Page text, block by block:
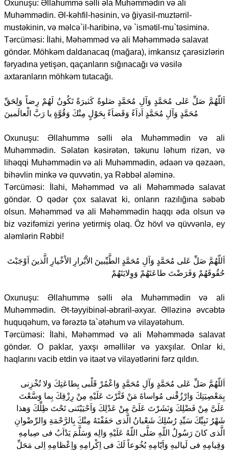
Oxunuşu: Əllahummə səlli əla Muhəmmədin və ali
Muhəmmədin. Əl-kəhfil-həsinin, və ğiyasil-muztərril-
mustəkinin, və məlcə`il-haribinə, və `ismətil-mu`təsiminə.
Tərcüməsi: İlahi, Məhəmməd və ali Məhəmmədə salavat
göndər. Möhkəm daldanacaq (mağara), imkansız çarəsizlərin
fəryadına yetişən, qaçanların sığınacağı və vəsilə
axtaranların möhkəm tutacağı.
اَللّهُمَّ صَلِّ عَلى مُحَمَّدٍ وَآلِ مُحَمَّدٍ صَلوةً كَثيرَةً تَكُونُ لَهُمْ رِضاً وَلِحَقِّ
مُحَمَّدٍ وَآلِ مُحَمَّدٍ اَداَءً وَقَضاَءً بِحَوْلٍ مِنْكَ وَقُوَّةٍ يا رَبَّ الْعالَمينَ
Oxunuşu: Əllahummə səlli əla Muhəmmədin və ali
Muhəmmədin. Səlatən kəsirətən, təkunu ləhum rizən, və
lihəqqi Muhəmmədin və ali Muhəmmədin, ədaən və qəzaən,
bihəvlin minkə və quvvətin, ya Rəbbəl aləminə.
Tərcüməsi: İlahi, Məhəmməd və ali Məhəmmədə salavat
göndər. O qədər çox salavat ki, onların razılığına səbəb
olsun. Məhəmməd və ali Məhəmmədin haqqı əda olsun və
biz vəzifəmizi yerinə yetirmiş olaq. Öz hövl və qüvvənlə, ey
aləmlərin Rəbbi!
اَللّهُمَّ صَلِّ عَلى مُحَمَّدٍ وَآلِ مُحَمَّدٍ الطَّيِّبينَ الاْبْرارِ الاْخْيارِ الَّذينَ اَوْجَبْتَ
حُقُوقَهُمْ وَفَرَضْتَ طاعَتَهُمْ وَوِلايَتَهُمْ
Oxunuşu: Əllahummə səlli əla Muhəmmədin və ali
Muhəmmədin. Ət-təyyibinəl-əbraril-əxyar. Əlləzinə əvcəbtə
huquqəhum, və fərəztə ta`ətəhum və vilayətəhum.
Tərcüməsi: İlahi, Məhəmməd və ali Məhəmmədə salavat
göndər. O paklar, yaxşı əməllilər və yaxşılar. Onlar ki,
haqlarını vacib etdin və itaət və vilayətlərini fərz qıldın.
اَللّهُمَّ صَلِّ عَلى مُحَمَّدٍ وَآلِ مُحَمَّدٍ وَاعْمُرْ قَلْبى بِطاعَتِكَ وَلا تُخْزِنى
بِمَعْصِيَتِكَ وَارْزُقْنى مُواساةَ مَنْ قَتَّرْتَ عَلَيْهِ مِنْ رِزْقِكَ بِما وَسَّعْتَ
عَلَىَّ مِنْ فَضْلِكَ وَنَشَرْتَ عَلَىَّ مِنْ عَدْلِكَ وَاَحْيَيْتَنى تَحْتَ ظِلِّكَ وَهذا
شَهْرُ نَبِيِّكَ سَيِّدِ رُسُلِكَ شَعْبانُ الَّذى حَفَفْتَهُ مِنْكَ بِالرَّحْمَةِ وَالرِّضْوانِ
الَّذى كانَ رَسُولُ اللّهِ صَلَّى اللّهُ عَلَيْهِ وَالِه وَسَلَّمَ يَدْاَبُ فى صِيامِهِ
وَقِيامِهِ فى لَياليهِ وَاَيّامِهِ بُخُوعاً لَكَ فى اِكْرامِهِ وَاِعْظامِهِ اِلى مَحَلِّ